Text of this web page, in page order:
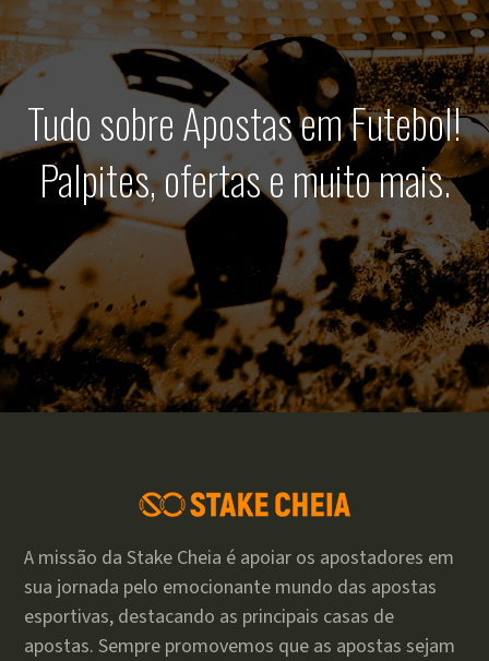
Tudo sobre Apostas em Futebol!
Palpites, ofertas e muito mais.
A missão da Stake Cheia é apoiar os apostadores em
sua jornada pelo emocionante mundo das apostas
esportivas, destacando as principais casas de
apostas. Sempre promovemos que as apostas sejam